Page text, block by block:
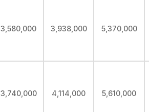
3,580,000 3,938,000 5,370,000
3,740,000 4,114,000 5,610,000